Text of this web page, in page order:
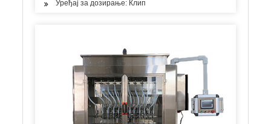
Уређај за дозирање: Клип